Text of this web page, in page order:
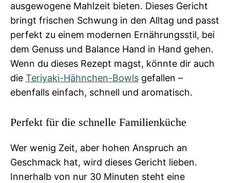
ausgewogene Mahlzeit bieten. Dieses Gericht
bringt frischen Schwung in den Alltag und passt
perfekt zu einem modernen Ernährungsstil, bei
dem Genuss und Balance Hand in Hand gehen.
Wenn du dieses Rezept magst, könnte dir auch
die Teriyaki-Hähnchen-Bowls gefallen –
ebenfalls einfach, schnell und aromatisch.
Perfekt für die schnelle Familienküche
Wer wenig Zeit, aber hohen Anspruch an
Geschmack hat, wird dieses Gericht lieben.
Innerhalb von nur 30 Minuten steht eine